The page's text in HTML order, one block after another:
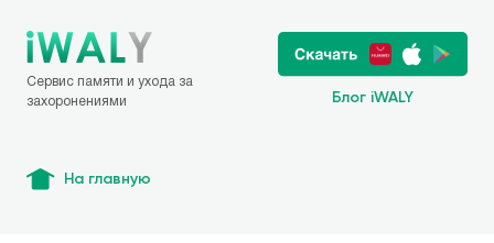
Сервис памяти и ухода за
захоронениями
Блог iWALY
На главную